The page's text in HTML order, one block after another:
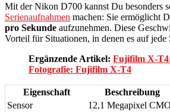
Mit der Nikon D700 kannst Du besonders
Serienaufnahmen machen: Sie ermöglicht
pro Sekunde aufzunehmen. Diese
Vorteil für Situationen, in denen es auf jede
Ergänzende Artikel: Fujifilm X-
Fotografie: Fujifilm X-T4
Eigenschaft Beschreibung
Sensor
12,1 Megapixel